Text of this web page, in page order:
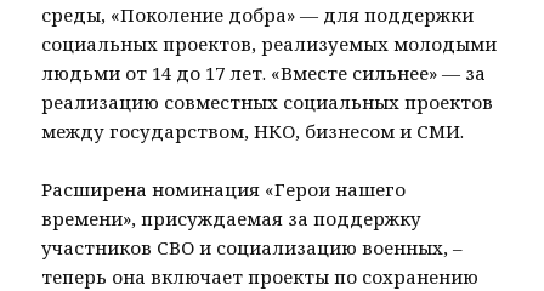
среды, «Поколение добра» — для поддержки
социальных проектов, реализуемых молодыми
людьми от 14 до 17 лет. «Вместе сильнее» — за
реализацию совместных социальных проектов
между государством, НКО, бизнесом и СМИ.
Расширена номинация «Герои нашего
времени», присуждаемая за поддержку
участников СВО и социализацию военных, –
теперь она включает проекты по сохранению